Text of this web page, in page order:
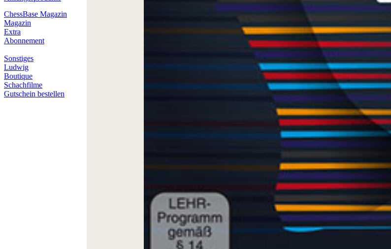
ChessBase Magazin
Magazin
Extra
Abonnement
Sonstiges
Ludwig
Boutique
Schachfilme
Gutschein bestellen